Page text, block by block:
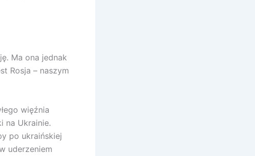
Ma ona jednak
Rosja – naszym
więźnia
na Ukrainie.
po ukraińskiej
uderzeniem